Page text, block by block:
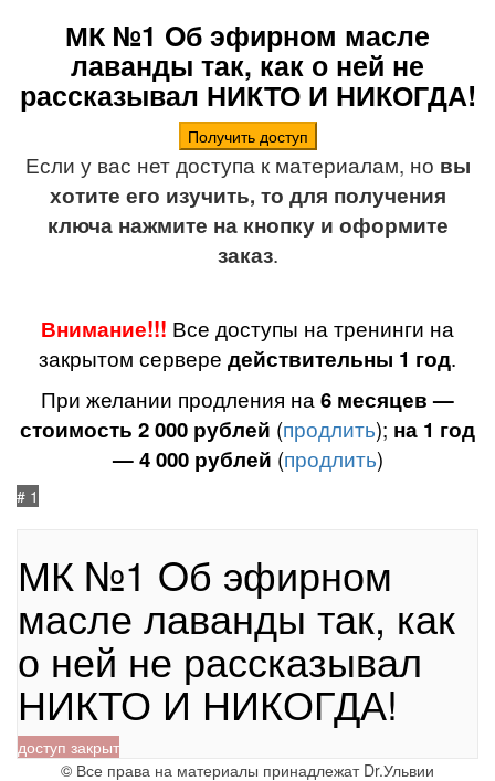
МК №1 Oб эфирном масле
лаванды так, как о ней не
рассказывал НИКТО И НИКОГДА!
Получить доступ
Если у вас нет доступа к материалам, но вы
хотите его изучить, то для получения
ключа нажмите на кнопку и оформите
заказ.
Внимание!!! Все доступы на тренинги на
закрытом сервере действительны 1 год.
При желании продления на6 месяцев —
стоимость 2 000 рублей (продлить); на 1 год
— 4 000 рублей (продлить)
# 1
МК №1 Oб эфирном
масле лаванды так, как
о ней не рассказывал
НИКТО И НИКОГДА!
доступ закрыт
© Все права на материалы принадлежат Dr.Ульвии